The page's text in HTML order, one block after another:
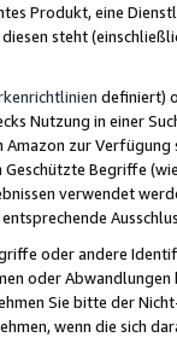
Produkt, eine
steht
definiert)
Nutzung in einer
zur
Geschützte Begriffe
verwendet
oder andere
oder
Sie bitte der
wenn die sich